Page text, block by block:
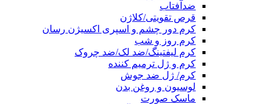
ضدآفتاب
قرص تقویتی/کلاژن
کرم دور چشم و اسپری اکسیژن رسان
کرم روز و شب
کرم لیفتینگ/ضد لک/ضد چروک
کرم و ژل ترمیم کننده
کرم/ ژل ضد جوش
لوسیون و روغن بدن
ماسک صورت